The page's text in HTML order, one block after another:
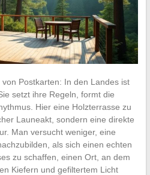
Postkarten: In den Landes ist
setzt ihre Regeln, formt die
Hier eine Holzterrasse zu
Launeakt, sondern eine direkte
Man versucht weniger, eine
als sich einen echten
zu schaffen, einen Ort, an dem
Kiefern und gefiltertem Licht